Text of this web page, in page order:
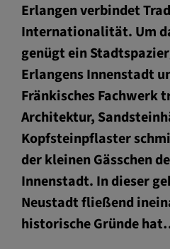
Erlangen verbindet
Internationalität. Um
genügt ein
Erlangens Innenstadt
Fränkisches Fachwerk
Architektur,
Kopfsteinpflaster
der kleinen Gässchen
Innenstadt. In dieser
Neustadt fließend
historische Gründe